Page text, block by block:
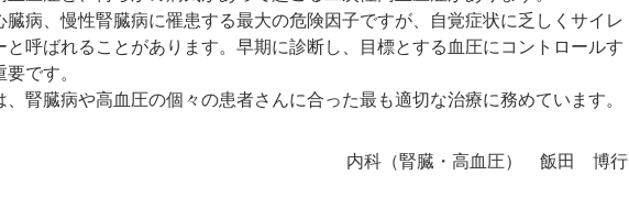
臓病、慢性腎臓病に罹患する最大の危険因子ですが、自覚症状に乏しくサイレ
と呼ばれることがあります。早期に診断し、目標とする血圧にコントロールす
です。
、腎臓病や高血圧の個々の患者さんに合った最も適切な治療に務めています。
内科（腎臓・高血圧） 飯田 博行